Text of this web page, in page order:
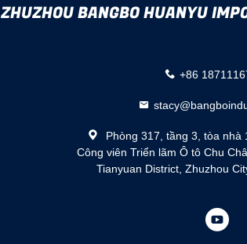
ZHUZHOU BANGBO HUANYU
+86
Phòng 317, tầng 3, tòa nhà
Công viên Triển lãm Ô tô Chu
Tianyuan District, Zhuzhou